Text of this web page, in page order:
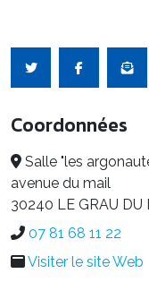
Coordonnées
Salle "les
avenue du mail
30240 LE GRAU DU
07 81 68 11 22
Visiter le site Web